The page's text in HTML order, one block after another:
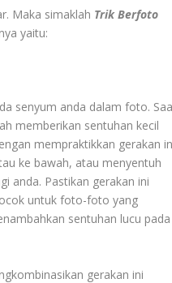
Maka simaklah Trik Berfoto
yaitu:
senyum anda dalam foto.
memberikan sentuhan kecil
mempraktikkan gerakan
ke bawah, atau menyentuh
anda. Pastikan gerakan ini
untuk foto-foto yang
sentuhan lucu pada
gerakan ini